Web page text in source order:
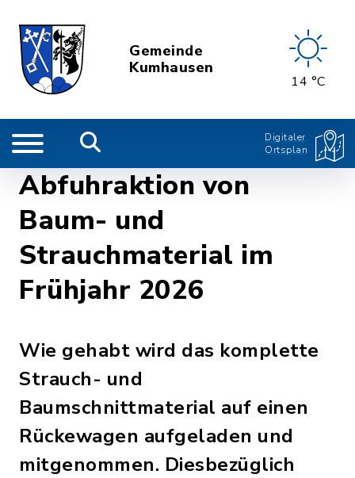
Gemeinde
Kumhausen
14 °C
Digitaler
Ortsplan
Abfuhraktion von
Baum- und
Strauchmaterial im
Frühjahr 2026
Wie gehabt wird das komplette
Strauch- und
Baumschnittmaterial auf einen
Rückewagen aufgeladen und
mitgenommen. Diesbezüglich